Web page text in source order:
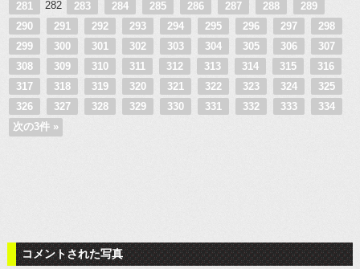
281
282 283 284 285 286 287 288
289
290
291 292 293 294 295 296 297
298
299
300 301 302 303 304 305 306
307
308
309 310 311 312 313 314 315
316
317
318 319 320 321 322 323 324
325
326
327 328 329 330 331 332 333
334
次の3件 »
コメントされた写真